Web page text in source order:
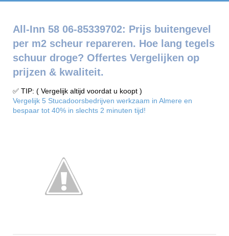
All-Inn 58 06-85339702: Prijs buitengevel
per m2 scheur repareren. Hoe lang tegels
schuur droge? Offertes Vergelijken op
prijzen & kwaliteit.
✅ TIP: ( Vergelijk altijd voordat u koopt )
Vergelijk 5 Stucadoorsbedrijven werkzaam in Almere en
bespaar tot 40% in slechts 2 minuten tijd!